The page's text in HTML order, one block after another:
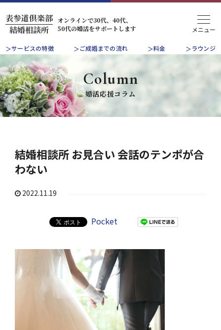
結婚相談所
表参道倶楽部
オンラインで30代、40代、
50代の婚活をサポートします
サービスの特徴 ご成婚までの流れ 料金 ラウンジ
Column
婚活応援コラム
結婚相談所 お見合い 会話のテンポが合
わない
2022.11.19
Pocket